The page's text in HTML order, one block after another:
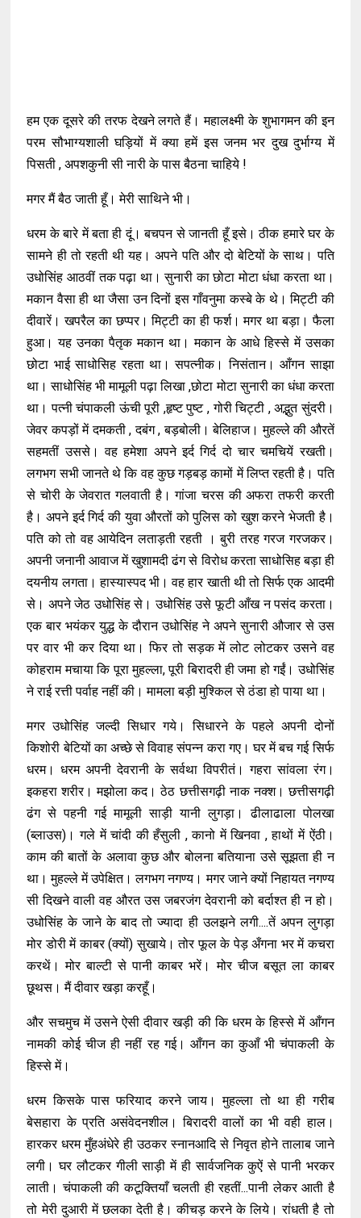
हम एक दूसरे की तरफ देखने लगते हैं। महालक्ष्मी के शुभागमन की इन
परम सौभाग्यशाली घड़ियों में क्या हमें इस जनम भर दुख दुर्भाग्य में
पिसती , अपशकुनी सी नारी के पास बैठना चाहिये !
मगर मैं बैठ जाती हूँ। मेरी साथिने भी।
धरम के बारे में बता ही दूं। बचपन से जानती हूँ इसे। ठीक हमारे घर के
सामने ही तो रहती थी यह। अपने पति और दो बेटियों के साथ। पति
उधोसिंह आठवीं तक पढ़ा था। सुनारी का छोटा मोटा धंधा करता था।
मकान वैसा ही था जैसा उन दिनों इस गाँवनुमा कस्बे के थे। मिट्टी की
दीवारें। खपरैल का छप्पर। मिट्टी का ही फर्श। मगर था बड़ा। फैला
हुआ। यह उनका पैतृक मकान था। मकान के आधे हिस्से में उसका
छोटा भाई साधोसिह रहता था। सपत्नीक। निसंतान। आँगन साझा
था। साधोसिंह भी मामूली पढ़ा लिखा ,छोटा मोटा सुनारी का धंधा करता
था। पत्नी चंपाकली ऊंची पूरी ,हृष्ट पुष्ट , गोरी चिट्टी , अद्भुत सुंदरी।
जेवर कपड़ों में दमकती , दबंग , बड़बोली। बेलिहाज। मुहल्ले की औरतें
सहमतीं उससे। वह हमेशा अपने इर्द गिर्द दो चार चमचियें रखती।
लगभग सभी जानते थे कि वह कुछ गड़बड़ कामों में लिप्त रहती है। पति
से चोरी के जेवरात गलवाती है। गांजा चरस की अफरा तफरी करती
है। अपने इर्द गिर्द की युवा औरतों को पुलिस को खुश करने भेजती है।
पति को तो वह आयेदिन लताड़ती रहती । बुरी तरह गरज गरजकर।
अपनी जनानी आवाज में खुशामदी ढंग से विरोध करता साधोसिह बड़ा ही
दयनीय लगता। हास्यास्पद भी। वह हार खाती थी तो सिर्फ एक आदमी
से। अपने जेठ उधोसिंह से। उधोसिंह उसे फूटी आँख न पसंद करता।
एक बार भयंकर युद्ध के दौरान उधोसिंह ने अपने सुनारी औजार से उस
पर वार भी कर दिया था। फिर तो सड़क में लोट लोटकर उसने वह
कोहराम मचाया कि पूरा मुहल्ला, पूरी बिरादरी ही जमा हो गईं। उधोसिंह
ने राई रत्ती पर्वाह नहीं की। मामला बड़ी मुश्किल से ठंडा हो पाया था।
मगर उधोसिंह जल्दी सिधार गये। सिधारने के पहले अपनी दोनों
किशोरी बेटियों का अच्छे से विवाह संपन्न करा गए। घर में बच गई सिर्फ
धरम। धरम अपनी देवरानी के सर्वथा विपरीतं। गहरा सांवला रंग।
इकहरा शरीर। मझोला कद। ठेठ छत्तीसगढ़ी नाक नक्श। छत्तीसगढ़ी
ढंग से पहनी गई मामूली साड़ी यानी लुगड़ा। ढीलाढाला पोलखा
(ब्लाउस)। गले में चांदी की हँसुली , कानो में खिनवा , हाथों में ऐंठी।
काम की बातों के अलावा कुछ और बोलना बतियाना उसे सूझता ही न
था। मुहल्ले में उपेक्षित। लगभग नगण्य। मगर जाने क्यों निहायत नगण्य
सी दिखने वाली वह औरत उस जबरजंग देवरानी को बर्दाश्त ही न हो।
उधोसिंह के जाने के बाद तो ज्यादा ही उलझने लगी....तें अपन लुगड़ा
मोर डोरी में काबर (क्यों) सुखाये। तोर फूल के पेड़ अँगना भर में कचरा
करथें। मोर बाल्टी से पानी काबर भरें। मोर चीज बसूत ला काबर
छूथस। मैं दीवार खड़ा करहूँ।
और सचमुच में उसने ऐसी दीवार खड़ी की कि धरम के हिस्से में आँगन
नामकी कोई चीज ही नहीं रह गई। आँगन का कुआँ भी चंपाकली के
हिस्से में।
धरम किसके पास फरियाद करने जाय। मुहल्ला तो था ही गरीब
बेसहारा के प्रति असंवेदनशील। बिरादरी वालों का भी वही हाल।
हारकर धरम मुँहअंधेरे ही उठकर स्नानआदि से निवृत होने तालाब जाने
लगी। घर लौटकर गीली साड़ी में ही सार्वजनिक कुऐं से पानी भरकर
लाती। चंपाकली की कटूक्तियाँ चलती ही रहतीं...पानी लेकर आती है
तो मेरी दुआरी में छलका देती है। कीचड़ करने के लिये। रांधती है तो